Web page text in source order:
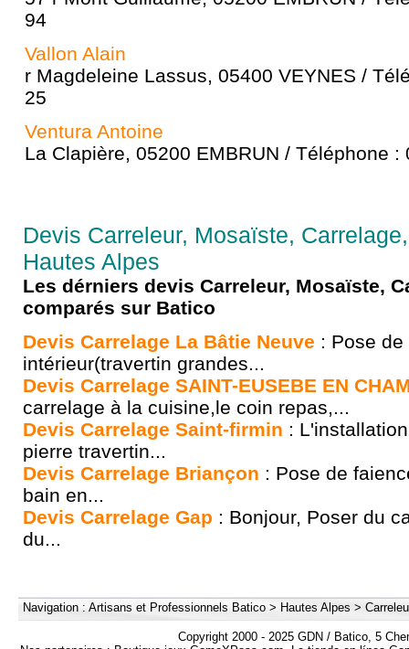
94
Vallon Alain
r Magdeleine Lassus, 05400 VEYNES /
25
Ventura Antoine
La Clapière, 05200 EMBRUN / Téléphone :
Devis Carreleur, Mosaïste,
Hautes Alpes
Les dérniers devis Carreleur, Mosaïste,
comparés sur Batico
Devis Carrelage La Bâtie Neuve : Pose
intérieur(travertin grandes...
Devis Carrelage SAINT-EUSEBE EN
carrelage à la cuisine,le coin repas,...
Devis Carrelage Saint-firmin :
pierre travertin...
Devis Carrelage Briançon : Pose de
bain en...
Devis Carrelage Gap : Bonjour, Poser du
du...
Navigation : Artisans et Professionnels Batico > Hautes Alpes >
Copyright 2000 - 2025 GDN / Batico, 5